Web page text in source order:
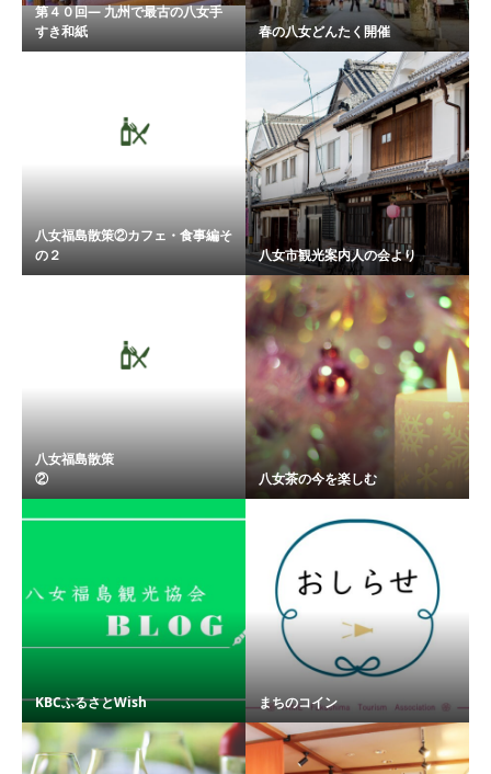
第４０回― 九州で最古の八女手
すき和紙
春の八女どんたく開催
八女福島散策②カフェ・食事編そ
の２
八女市観光案内人の会より
八女福島散策
② ...八女茶の今を楽しむ
KBCふるさとWish まちのコイン